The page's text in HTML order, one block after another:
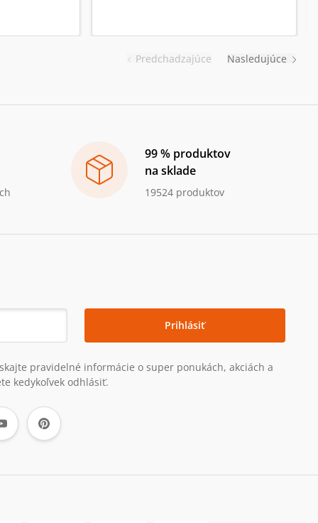
Predchadzajúce Nasledujúce
99 % produktov
na sklade
19524 produktov
Prihlásiť
pravidelné informácie o super ponukách, akciách a
kedykoľvek odhlásiť.